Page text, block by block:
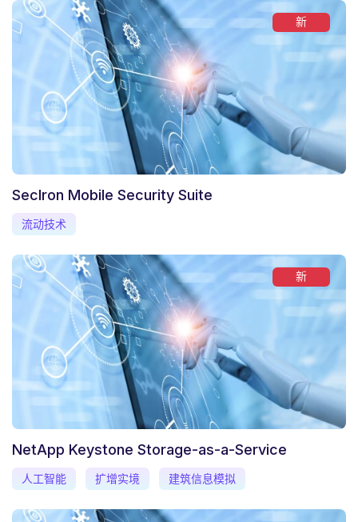
新
SecIron Mobile Security Suite
流动技术
新
NetApp Keystone Storage-as-a-Service
人工智能 扩增实境 建筑信息模拟